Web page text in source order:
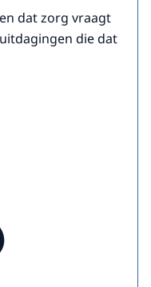
dat zorg vraagt
die dat